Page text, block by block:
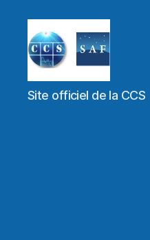
Site officiel de la CCS